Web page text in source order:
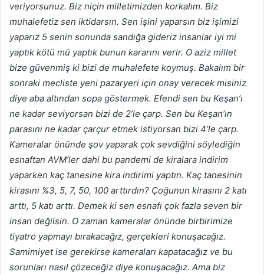
veriyorsunuz. Biz niçin milletimizden korkalım. Biz
muhalefetiz sen iktidarsın. Sen işini yaparsın biz işimizi
yaparız 5 senin sonunda sandığa gideriz insanlar iyi mi
yaptık kötü mü yaptık bunun kararını verir. O aziz millet
bize güvenmiş ki bizi de muhalefete koymuş. Bakalım bir
sonraki mecliste yeni pazaryeri için onay verecek misiniz
diye aba altından sopa göstermek. Efendi sen bu Keşan’ı
ne kadar seviyorsan bizi de 2’le çarp. Sen bu Keşan’ın
parasını ne kadar çarçur etmek istiyorsan bizi 4’le çarp.
Kameralar önünde şov yaparak çok sevdiğini söylediğin
esnaftan AVM’ler dahi bu pandemi de kiralara indirim
yaparken kaç tanesine kira indirimi yaptın. Kaç tanesinin
kirasını %3, 5, 7, 50, 100 arttırdın? Çoğunun kirasını 2 katı
arttı, 5 katı arttı. Demek ki sen esnafı çok fazla seven bir
insan değilsin. O zaman kameralar önünde birbirimize
tiyatro yapmayı bırakacağız, gerçekleri konuşacağız.
Samimiyet ise gerekirse kameraları kapatacağız ve bu
sorunları nasıl çözeceğiz diye konuşacağız. Ama biz